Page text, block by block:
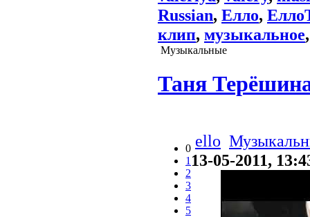
Russian, Елло,
клип, музыкальное
Музыкальные
Таня
0
1
2
3
4
5
ello
13-05-2011,